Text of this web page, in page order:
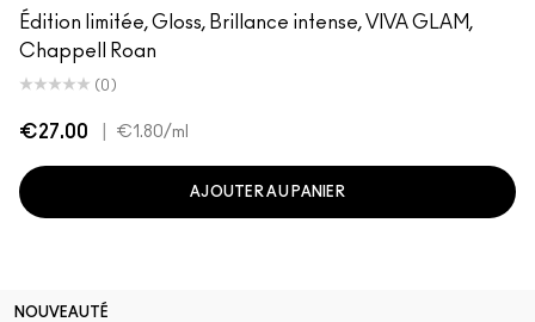
Édition limitée, Gloss, Brillance intense, VIVA GLAM,
Chappell Roan
(0)
€27.00 €1.80/ml
AJOUTER AU PANIER
NOUVEAUTÉ